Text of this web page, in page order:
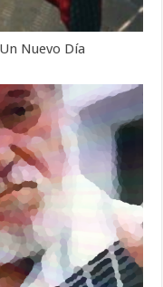
Nuevo Día